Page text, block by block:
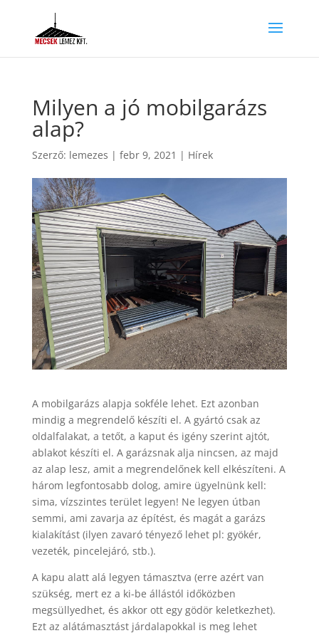
Milyen a jó mobilgarázs
alap?
Szerző: lemezes | febr 9, 2021 | Hírek
A mobilgarázs alapja sokféle lehet. Ezt azonban
mindig a megrendelő készíti el. A gyártó csak az
oldalfalakat, a tetőt, a kaput és igény szerint ajtót,
ablakot készíti el. A garázsnak alja nincsen, az majd
az alap lesz, amit a megrendelőnek kell elkészíteni. A
három legfontosabb dolog, amire ügyelnünk kell:
sima, vízszintes terület legyen! Ne legyen útban
semmi, ami zavarja az építést, és magát a garázs
kialakítást (ilyen zavaró tényező lehet pl: gyökér,
vezeték, pincelejáró, stb.).
A kapu alatt alá legyen támasztva (erre azért van
szükség, mert ez a ki-be állástól időközben
megsüllyedhet, és akkor ott egy gödör keletkezhet).
Ezt az alátámasztást járdalapokkal is meg lehet